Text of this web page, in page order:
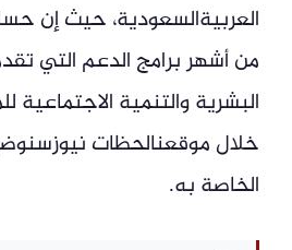
العربيةالسعودية، حيث إن
من أشهر برامج الدعم التي
البشرية والتنمية
خلال موقعنالحظات
الخاصة به.